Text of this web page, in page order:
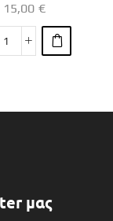
15,00 €
μας